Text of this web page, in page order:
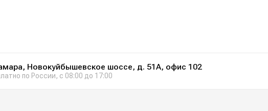
Новокуйбышевское шоссе, д. 51А, офис 102
по России, с 08:00 до 17:00